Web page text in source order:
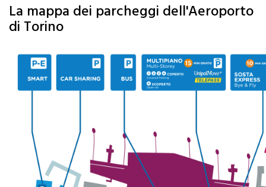
La mappa dei parcheggi dell'Aeroporto
di Torino